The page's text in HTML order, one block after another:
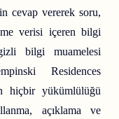
cevap vererek soru,
verisi içeren bilgi
bilgi muamelesi
Residences
hiçbir yükümlülüğü
açıklama ve